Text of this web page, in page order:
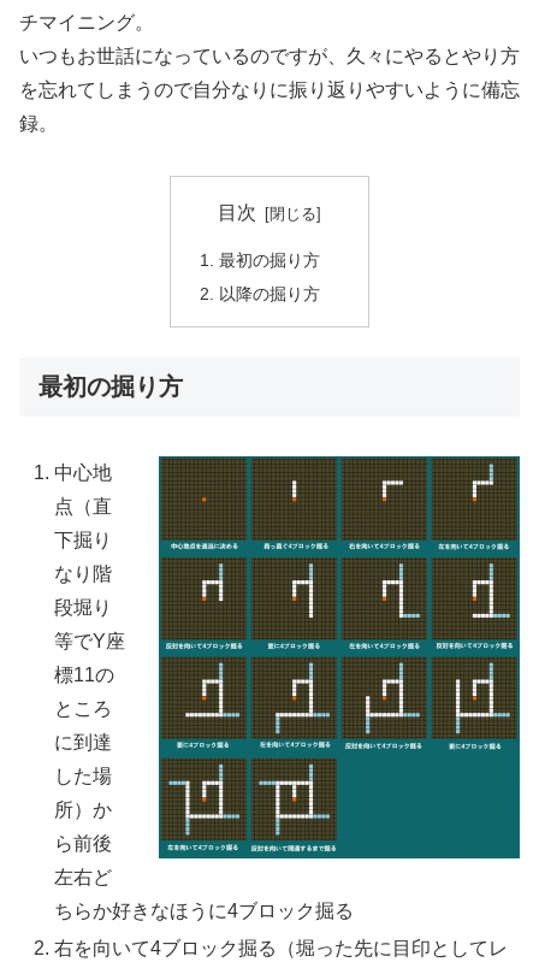
チマイニング。
いつもお世話になっているのですが、久々にやるとやり方
を忘れてしまうので自分なりに振り返りやすいように備忘
録。
目次
最初の掘り方
以降の掘り方
最初の掘り方
中心地
点（直
下掘り
なり階
段堀り
等でY座
標11の
ところ
に到達
した場
所）か
ら前後
左右ど
ちらか好きなほうに4ブロック掘る
右を向いて4ブロック掘る（堀った先に目印としてレ